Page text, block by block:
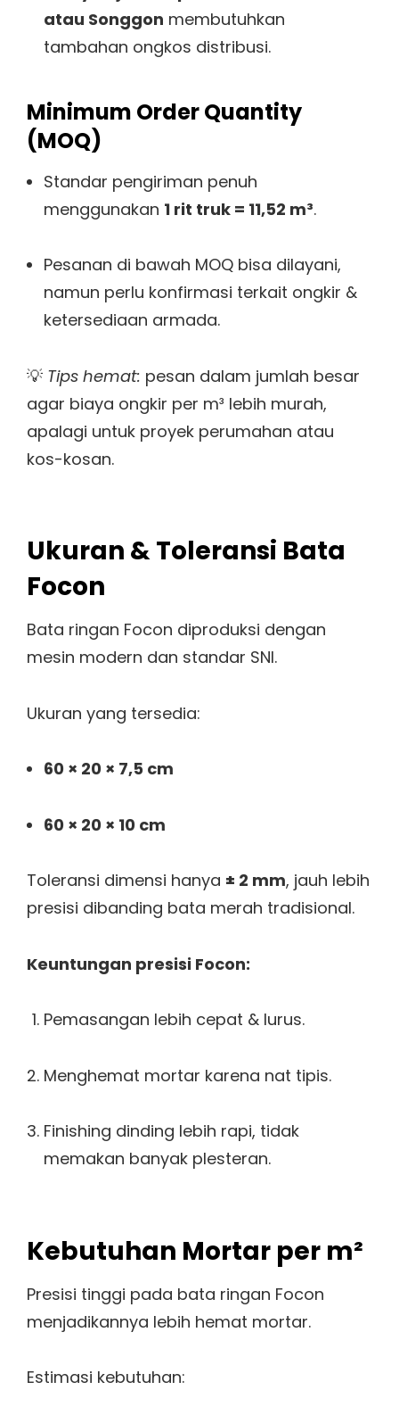
atau Songgon membutuhkan
tambahan ongkos distribusi.
Minimum Order Quantity
(MOQ)
Standar pengiriman penuh
menggunakan 1 rit truk = 11,52 m³.
Pesanan di bawah MOQ bisa dilayani,
namun perlu konfirmasi terkait ongkir &
ketersediaan armada.
💡 Tips hemat: pesan dalam jumlah besar
agar biaya ongkir per m³ lebih murah,
apalagi untuk proyek perumahan atau
kos-kosan.
Ukuran & Toleransi Bata
Focon
Bata ringan Focon diproduksi dengan
mesin modern dan standar SNI.
Ukuran yang tersedia:
60 × 20 × 7,5 cm
60 × 20 × 10 cm
Toleransi dimensi hanya ± 2 mm, jauh lebih
presisi dibanding bata merah tradisional.
Keuntungan presisi Focon:
Pemasangan lebih cepat & lurus.
Menghemat mortar karena nat tipis.
Finishing dinding lebih rapi, tidak
memakan banyak plesteran.
Kebutuhan Mortar per m²
Presisi tinggi pada bata ringan Focon
menjadikannya lebih hemat mortar.
Estimasi kebutuhan: